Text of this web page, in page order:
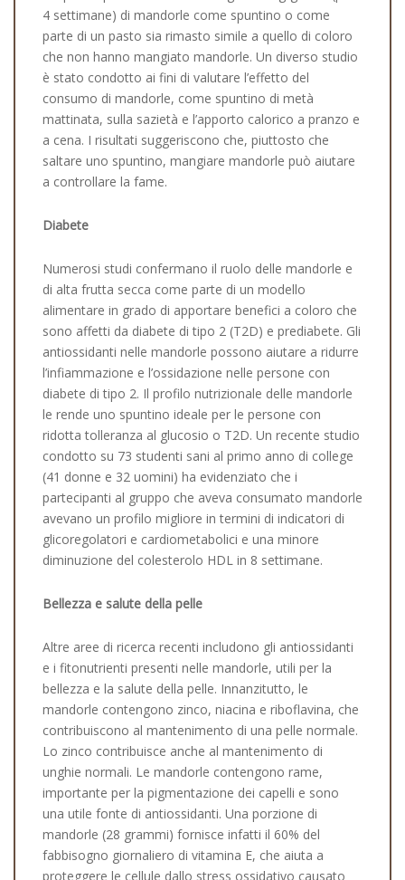
4 settimane) di mandorle come spuntino o come
parte di un pasto sia rimasto simile a quello di coloro
che non hanno mangiato mandorle. Un diverso studio
è stato condotto ai fini di valutare l’effetto del
consumo di mandorle, come spuntino di metà
mattinata, sulla sazietà e l’apporto calorico a pranzo e
a cena. I risultati suggeriscono che, piuttosto che
saltare uno spuntino, mangiare mandorle può aiutare
a controllare la fame.
Diabete
Numerosi studi confermano il ruolo delle mandorle e
di alta frutta secca come parte di un modello
alimentare in grado di apportare benefici a coloro che
sono affetti da diabete di tipo 2 (T2D) e prediabete. Gli
antiossidanti nelle mandorle possono aiutare a ridurre
l’infiammazione e l’ossidazione nelle persone con
diabete di tipo 2. Il profilo nutrizionale delle mandorle
le rende uno spuntino ideale per le persone con
ridotta tolleranza al glucosio o T2D. Un recente studio
condotto su 73 studenti sani al primo anno di college
(41 donne e 32 uomini) ha evidenziato che i
partecipanti al gruppo che aveva consumato mandorle
avevano un profilo migliore in termini di indicatori di
glicoregolatori e cardiometabolici e una minore
diminuzione del colesterolo HDL in 8 settimane.
Bellezza e salute della pelle
Altre aree di ricerca recenti includono gli antiossidanti
e i fitonutrienti presenti nelle mandorle, utili per la
bellezza e la salute della pelle. Innanzitutto, le
mandorle contengono zinco, niacina e riboflavina, che
contribuiscono al mantenimento di una pelle normale.
Lo zinco contribuisce anche al mantenimento di
unghie normali. Le mandorle contengono rame,
importante per la pigmentazione dei capelli e sono
una utile fonte di antiossidanti. Una porzione di
mandorle (28 grammi) fornisce infatti il 60% del
fabbisogno giornaliero di vitamina E, che aiuta a
proteggere le cellule dallo stress ossidativo causato